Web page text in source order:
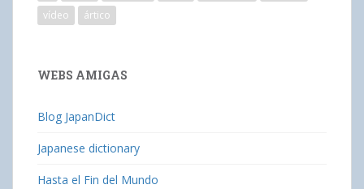
vídeo
ártico
WEBS AMIGAS
Blog JapanDict
Japanese dictionary
Hasta el Fin del Mundo